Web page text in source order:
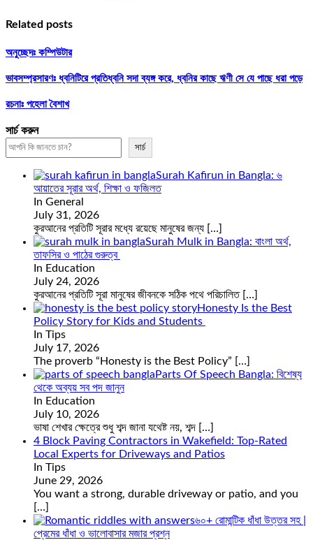
Related posts
অনুচ্ছেদঃ কম্পিউটার
ভাবসম্প্রসারণঃ ধ্বনিটিরে প্রতিধ্বনি সদা ব্যঙ্গ করে, ধ্বনির কাছে ঋণী সে যে পাছে ধরা পড়ে
রচনাঃ পহেলা বৈশাখ
সার্চ করুন
সার্চ
Surah Kafirun in Bangla: ৬
আয়াতের সূরার অর্থ, শিক্ষা ও ফজিলত
In General
July 31, 2026
কুরআনের প্রতিটি সূরার মধ্যে রয়েছে মানুষের জন্য […]
Surah Mulk in Bangla: বাংলা অর্থ,
তাফসির ও পাঠের গুরুত্ব
In Education
July 24, 2026
কুরআনের প্রতিটি সূরা মানুষের জীবনকে সঠিক পথে পরিচালিত […]
Honesty Is the Best
Policy Story for Kids and Students
In Tips
July 17, 2026
The proverb “Honesty is the Best Policy” […]
Parts Of Speech Bangla: বিশেষ্য
থেকে অব্যয় সব পদ জানুন
In Education
July 10, 2026
ভাষা শেখার ক্ষেত্রে শুধু শব্দ জানা যথেষ্ট নয়, শব্দ […]
4 Block Paving Contractors in Wakefield: Top-Rated
Local Experts for Driveways and Patios
In Tips
June 29, 2026
You want a strong, durable driveway or patio, and you
[…]
৬০+ রোমান্টিক ধাঁধা উত্তর সহ |
প্রেমের ধাঁধা ও ভালোবাসার মজার প্রশ্ন